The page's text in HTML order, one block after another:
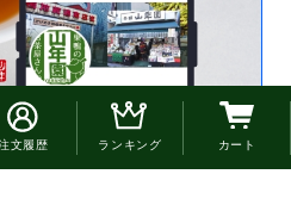
こちら
文履歴 ランキング カート